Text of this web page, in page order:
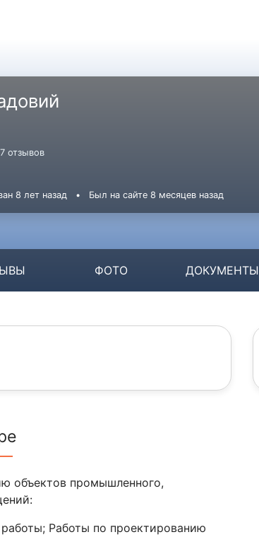
7 отзывов
8 лет назад • Был на сайте 8 месяцев назад
ФОТО ДОКУМЕНТЫ
объектов промышленного,
Работы по проектированию